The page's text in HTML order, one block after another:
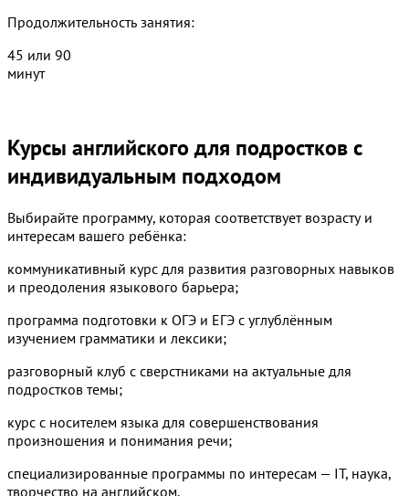
Продолжительность занятия:
45 или 90
минут
Курсы английского для подростков с
индивидуальным подходом
Выбирайте программу, которая соответствует возрасту и
интересам вашего ребёнка:
коммуникативный курс для развития разговорных навыков
и преодоления языкового барьера;
программа подготовки к ОГЭ и ЕГЭ с углублённым
изучением грамматики и лексики;
разговорный клуб с сверстниками на актуальные для
подростков темы;
курс с носителем языка для совершенствования
произношения и понимания речи;
специализированные программы по интересам — IT, наука,
творчество на английском.